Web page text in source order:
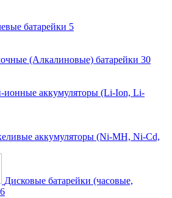
батарейки 5
(Алкалиновые) батарейки 30
ионные аккумуляторы (Li-Ion, Li-
аккумуляторы (Ni-MH, Ni-Cd,
Дисковые батарейки (часовые,